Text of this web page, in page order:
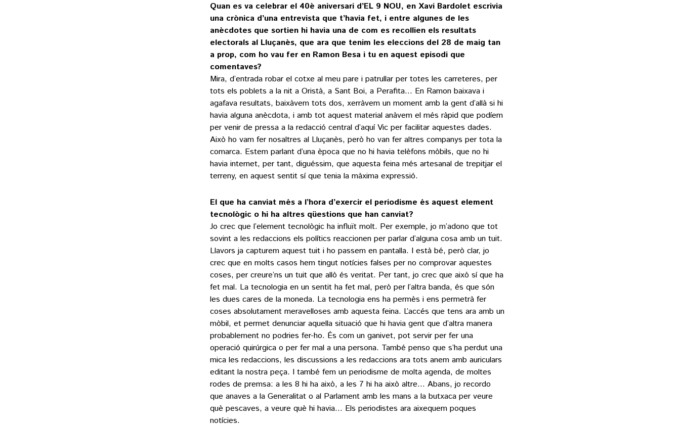
Quan es va celebrar el 40è aniversari d’EL 9 NOU, en Xavi Bardolet escrivia
una crònica d’una entrevista que t’havia fet, i entre algunes de les
anècdotes que sortien hi havia una de com es recollien els resultats
electorals al Lluçanès, que ara que tenim les eleccions del 28 de maig tan
a prop, com ho vau fer en Ramon Besa i tu en aquest episodi que
comentaves?
Mira, d’entrada robar el cotxe al meu pare i patrullar per totes les carreteres, per
tots els poblets a la nit a Oristà, a Sant Boi, a Perafita… En Ramon baixava i
agafava resultats, baixàvem tots dos, xerràvem un moment amb la gent d’allà si hi
havia alguna anècdota, i amb tot aquest material anàvem el més ràpid que podíem
per venir de pressa a la redacció central d’aquí Vic per facilitar aquestes dades.
Això ho vam fer nosaltres al Lluçanès, però ho van fer altres companys per tota la
comarca. Estem parlant d’una època que no hi havia telèfons mòbils, que no hi
havia internet, per tant, diguéssim, que aquesta feina més artesanal de trepitjar el
terreny, en aquest sentit sí que tenia la màxima expressió.
El que ha canviat més a l’hora d’exercir el periodisme és aquest element
tecnològic o hi ha altres qüestions que han canviat?
Jo crec que l’element tecnològic ha influït molt. Per exemple, jo m’adono que tot
sovint a les redaccions els polítics reaccionen per parlar d’alguna cosa amb un tuit.
Llavors ja capturem aquest tuit i ho passem en pantalla. I està bé, però clar, jo
crec que en molts casos hem tingut notícies falses per no comprovar aquestes
coses, per creure’ns un tuit que allò és veritat. Per tant, jo crec que això sí que ha
fet mal. La tecnologia en un sentit ha fet mal, però per l’altra banda, és que són
les dues cares de la moneda. La tecnologia ens ha permès i ens permetrà fer
coses absolutament meravelloses amb aquesta feina. L’accés que tens ara amb un
mòbil, et permet denunciar aquella situació que hi havia gent que d’altra manera
probablement no podries fer-ho. És com un ganivet, pot servir per fer una
operació quirúrgica o per fer mal a una persona. També penso que s’ha perdut una
mica les redaccions, les discussions a les redaccions ara tots anem amb auriculars
editant la nostra peça. I també fem un periodisme de molta agenda, de moltes
rodes de premsa: a les 8 hi ha això, a les 7 hi ha això altre… Abans, jo recordo
que anaves a la Generalitat o al Parlament amb les mans a la butxaca per veure
què pescaves, a veure què hi havia… Els periodistes ara aixequem poques
notícies.